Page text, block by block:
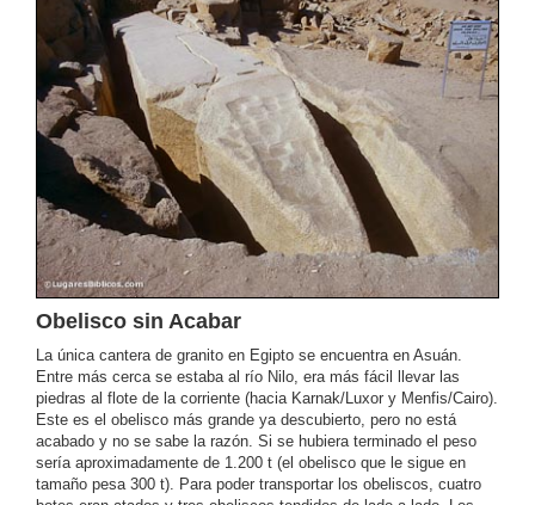
Obelisco sin Acabar
La única cantera de granito en Egipto se encuentra en Asuán.
Entre más cerca se estaba al río Nilo, era más fácil llevar las
piedras al flote de la corriente (hacia Karnak/Luxor y Menfis/Cairo).
Este es el obelisco más grande ya descubierto, pero no está
acabado y no se sabe la razón. Si se hubiera terminado el peso
sería aproximadamente de 1.200 t (el obelisco que le sigue en
tamaño pesa 300 t). Para poder transportar los obeliscos, cuatro